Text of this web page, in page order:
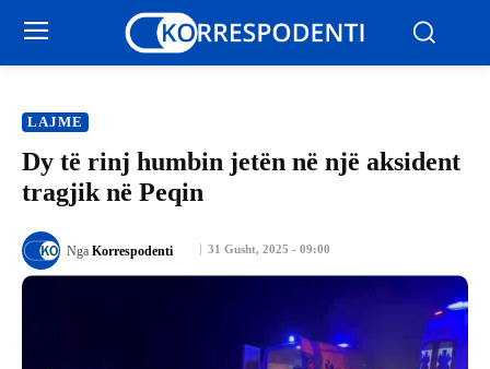
LAJME
Dy të rinj humbin jetën në një aksident
tragjik në Peqin
31 Gusht, 2025 - 09:00
Nga Korrespodenti